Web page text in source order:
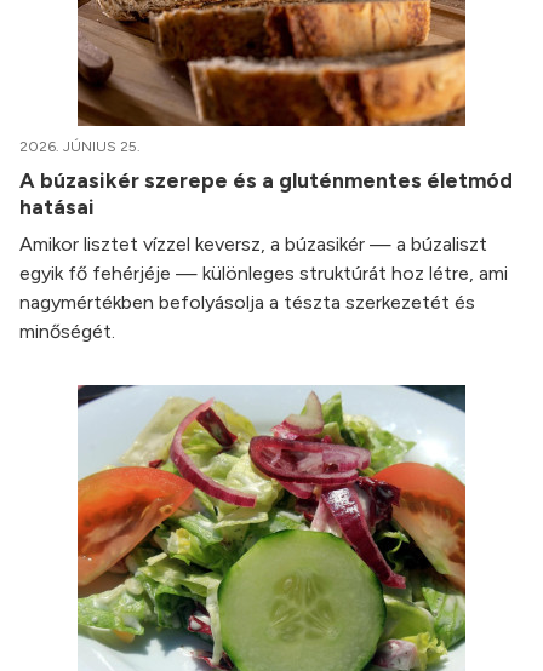
2026. JÚNIUS 25.
A búzasikér szerepe és a gluténmentes életmód
hatásai
Amikor lisztet vízzel keversz, a búzasikér — a búzaliszt
egyik fő fehérjéje — különleges struktúrát hoz létre, ami
nagymértékben befolyásolja a tészta szerkezetét és
minőségét.